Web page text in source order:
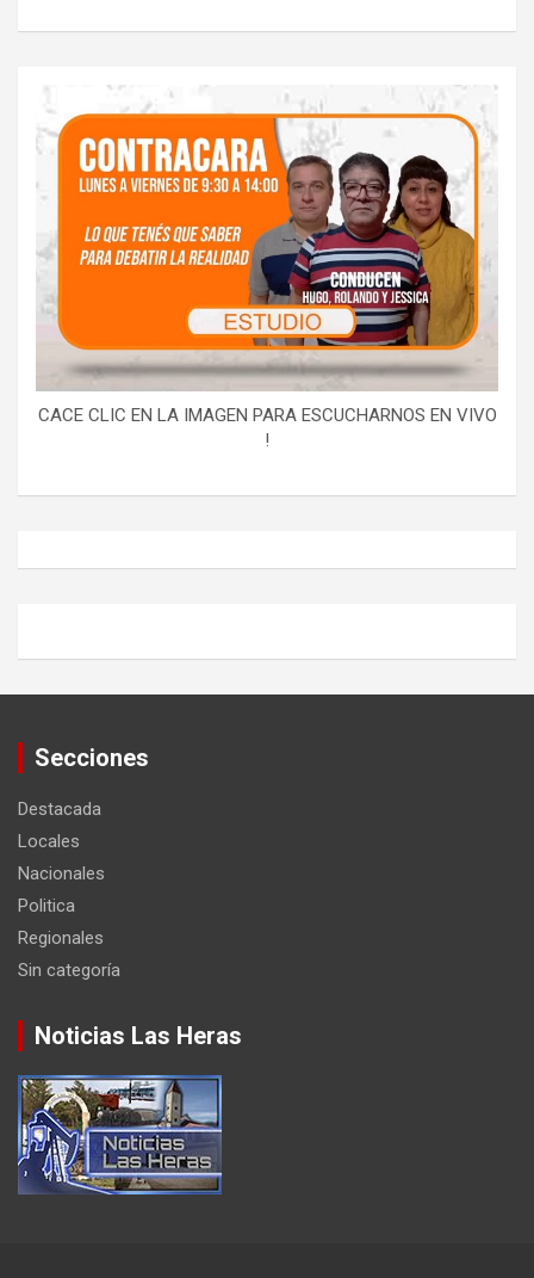
CACE CLIC EN LA IMAGEN PARA ESCUCHARNOS EN VIVO
!
Secciones
Destacada
Locales
Nacionales
Politica
Regionales
Sin categoría
Noticias Las Heras